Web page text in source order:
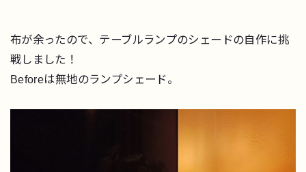
布が余ったので、テーブルランプのシェードの自作に挑
戦しました！
Beforeは無地のランプシェード。